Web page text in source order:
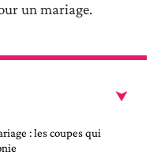
un mariage.
: les coupes qui